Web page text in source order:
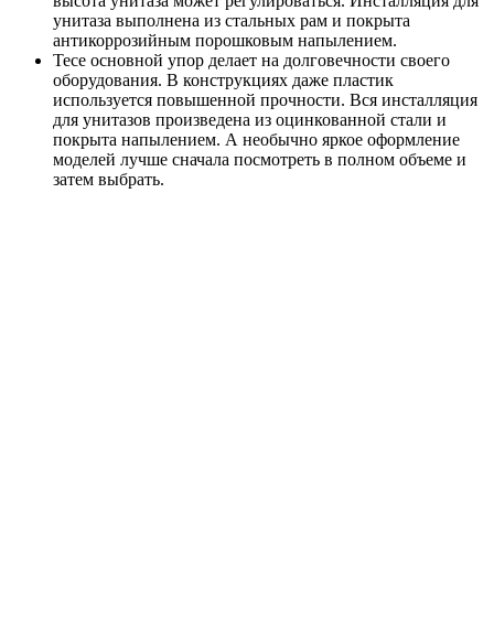
унитаза выполнена из стальных рам и покрыта
антикоррозийным порошковым напылением.
Tece основной упор делает на долговечности своего
оборудования. В конструкциях даже пластик
используется повышенной прочности. Вся инсталляция
для унитазов произведена из оцинкованной стали и
покрыта напылением. А необычно яркое оформление
моделей лучше сначала посмотреть в полном объеме и
затем выбрать.